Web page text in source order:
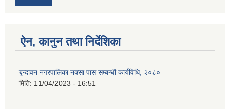
ऐन, कानुन तथा निर्देशिका
बृन्दावन नगरपालिका नक्सा पास सम्बन्धी कार्यविधि, २०८०
मिति: 11/04/2023 - 16:51